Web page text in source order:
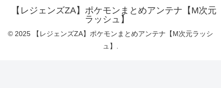
【レジェンズZA】ポケモンまとめアンテナ【M次元
ラッシュ】
© 2025 【レジェンズZA】ポケモンまとめアンテナ【M次元ラッシ
ュ】.